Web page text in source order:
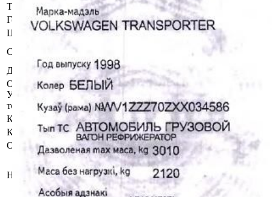
Тип кузова
Вагон
Год выпуска
1998
Цвет
Белый
Состояние
работоспособность не проверялась
Должник
Ветер Александр Геннадьевич
Осмотр объекта
Участник электронных торгов обязан до начала электронных
торгов осмотреть предмет торгов ( п.2.4.3 Регламента)
Контактное лицо
Специалисты по продаже
Контакты
+375292117981
Организатор/оператор торгов
Наименование
Витебский филиал
республиканского унитарного
предприятия по оказанию услуг
«БелЮрОбеспечение»